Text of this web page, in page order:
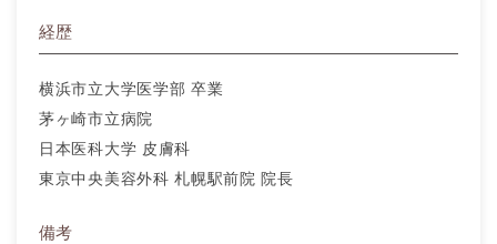
経歴
横浜市立大学医学部 卒業
茅ヶ崎市立病院
日本医科大学 皮膚科
東京中央美容外科 札幌駅前院 院長
備考